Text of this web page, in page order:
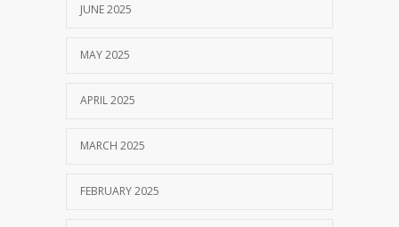
JUNE 2025
MAY 2025
APRIL 2025
MARCH 2025
FEBRUARY 2025